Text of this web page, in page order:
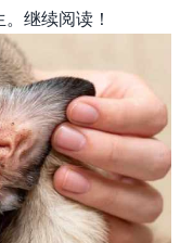
继续阅读！